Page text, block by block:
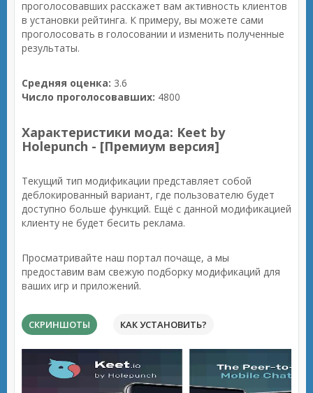
проголосовавших расскажет вам активность клиентов
в установки рейтинга. К примеру, вы можете сами
проголосовать в голосовании и изменить полученные
результаты.
Средняя оценка: 3.6
Число проголосовавших: 4800
Характеристики мода: Keet by
Holepunch - [Премиум версия]
Текущий тип модификации представляет собой
деблокированный вариант, где пользователю будет
доступно больше функций. Ещё с данной модификацией
клиенту не будет бесить реклама.
Просматривайте наш портал почаще, а мы
предоставим вам свежую подборку модификаций для
ваших игр и приложений.
СКРИНШОТЫ КАК УСТАНОВИТЬ?